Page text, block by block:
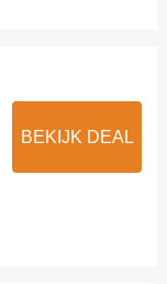
BEKIJK DEAL